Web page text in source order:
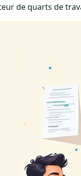
de quarts de